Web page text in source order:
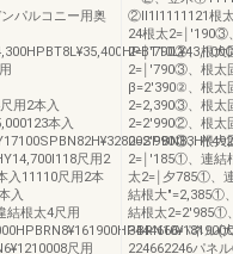
パルコニー用奥
用2本入
本入
尺用2
入11110尺用2本
入
結根太4尺用
尺用
②ll1l1111121根
24根太2=￨
2=￨′790②、根大
2=￨′790③、根
β=2′390②、根
2=2,390③、根太
2=2′990②、根
2=2′990③、根
2=￨′185①、連結
太2=￨夕785①、
結根大″=2,385①
結根太2=2′985①
3444666パネル(
224662246パネ